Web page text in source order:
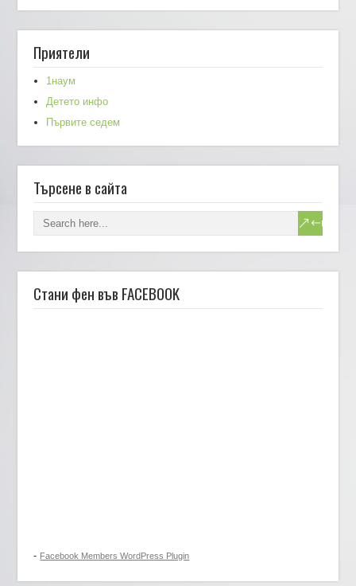
Приятели
1наум
Детето инфо
Първите седем
Търсене в сайта
Стани фен във FACEBOOK
- Facebook Members WordPress Plugin